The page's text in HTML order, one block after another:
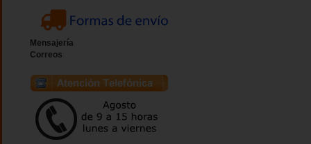
Mensajería
Correos